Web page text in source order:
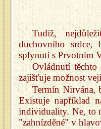
Tudíž,
duchovního
splynutí s Prvotním
Ovládnutí
zajišťuje možnost
Termín Nirvána,
Existuje například
individuality. Ne, to
"zahnízděné" v